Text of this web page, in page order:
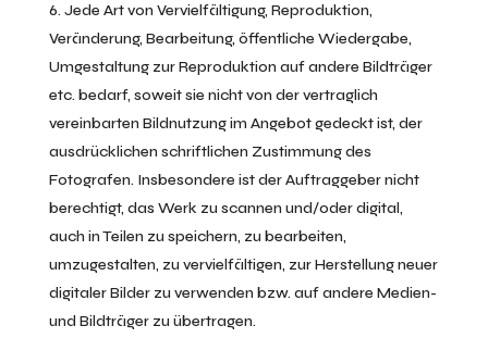
Jede Art von Vervielfältigung, Reproduktion,
Veränderung, Bearbeitung, öffentliche Wiedergabe,
Umgestaltung zur Reproduktion auf andere Bildträger
etc. bedarf, soweit sie nicht von der vertraglich
vereinbarten Bildnutzung im Angebot gedeckt ist, der
ausdrücklichen schriftlichen Zustimmung des
Fotografen. Insbesondere ist der Auftraggeber nicht
berechtigt, das Werk zu scannen und/oder digital,
auch in Teilen zu speichern, zu bearbeiten,
umzugestalten, zu vervielfältigen, zur Herstellung neuer
digitaler Bilder zu verwenden bzw. auf andere Medien-
und Bildträger zu übertragen.